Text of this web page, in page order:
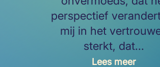
perspectief
mij in het
sterkt, dat...
Lees meer